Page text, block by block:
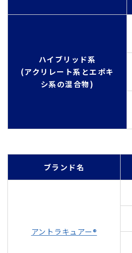
ハイブリッド系
(アクリレート系とエポキ
シ系の混合物)
ブランド名
アントラキュアー®